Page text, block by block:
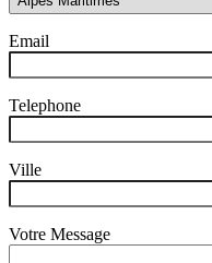
Email
Telephone
Ville
Votre Message